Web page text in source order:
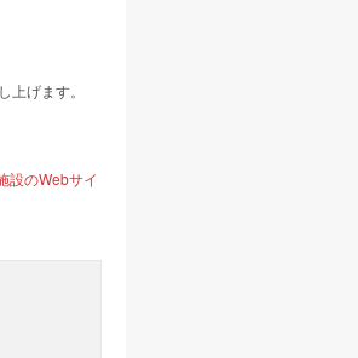
げます。
設のWebサイ